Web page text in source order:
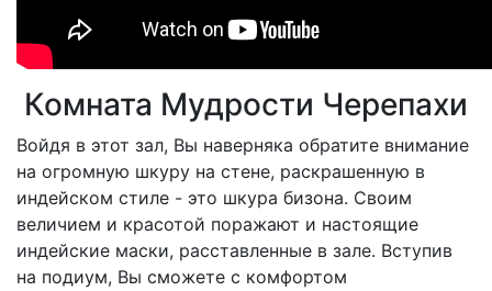
Комната Мудрости Черепахи
Войдя в этот зал, Вы наверняка обратите внимание
на огромную шкуру на стене, раскрашенную в
индейском стиле - это шкура бизона. Своим
величием и красотой поражают и настоящие
индейские маски, расставленные в зале. Вступив
на подиум, Вы сможете с комфортом